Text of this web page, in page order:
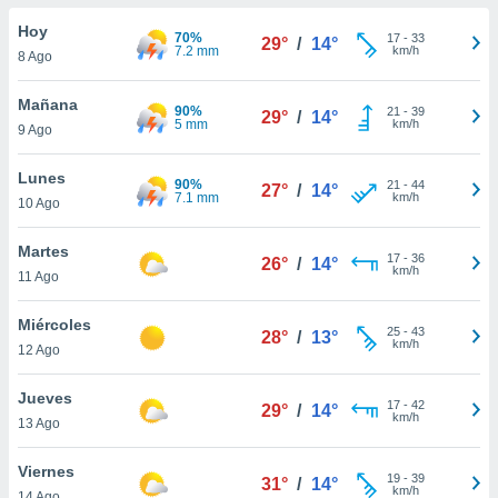
en
y
disponible
cookies
aceptar
Hoy
8 Ago
70%
7.2 mm
29° / 14° 17- 33
km/h
Mañana
9 Ago
90%
5 mm
29° / 14° 21 - 39
km/h
Lunes
10 Ago
90%
7.1 mm
27° / 14° 21 - 44
km/h
Martes
11 Ago
26° / 14° 17- 36
km/h
Miércoles
12 Ago
28° / 13° 25- 43
km/h
Jueves
13 Ago
29° / 14° 17- 42
km/h
Viernes
31° / 14° 19- 39
km/h